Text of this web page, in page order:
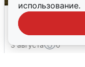
использование.
Над ХМАО
беспилотники
3 августа 0